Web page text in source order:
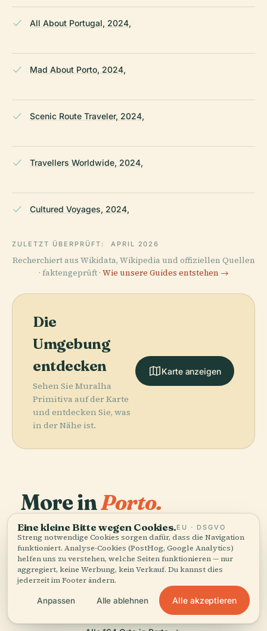
All About Portugal, 2024,
Mad About Porto, 2024,
Scenic Route Traveler, 2024,
Travellers Worldwide, 2024,
Cultured Voyages, 2024,
ZULETZT ÜBERPRÜFT: APRIL 2026
Recherchiert aus Wikidata, Wikipedia und offiziellen Quellen
· faktengeprüft · Wie unsere Guides entstehen →
Die
Umgebung
entdecken
Sehen Sie Muralha
Primitiva auf der Karte
und entdecken Sie, was
in der Nähe ist.
Karte anzeigen
More inPorto.
164 Orte zu entdecken — ein paar, die sich gut
kombinieren lassen.
PLACE
Gärten Des
Palácio De
Cristal
PLACE
Stadtpark Von
Porto
PLACE
Jardim Do
Morro
PLACE
Livraria Lello
Eine kleine Bitte wegen Cookies.EU · DSGVO
Streng notwendige Cookies sorgen dafür, dass die Navigation
funktioniert. Analyse-Cookies (PostHog, Google Analytics)
helfen uns zu verstehen, welche Seiten funktionieren — nur
aggregiert, keine Werbung, kein Verkauf. Du kannst dies
jederzeit im Footer ändern.
Anpassen Alle ablehnen Alle akzeptieren